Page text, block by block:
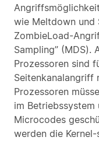
wie Meltdown und
ZombieLoad-
Sampling” (MDS).
Prozessoren sind
Seitenkanalangriff
Prozessoren
im
Microcodes
werden die